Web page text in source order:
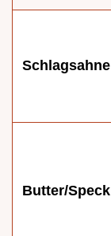
Schlagsahne
Butter/Speck